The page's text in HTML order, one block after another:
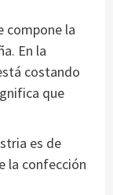
compone la
En la
costando
que
es de
la confección